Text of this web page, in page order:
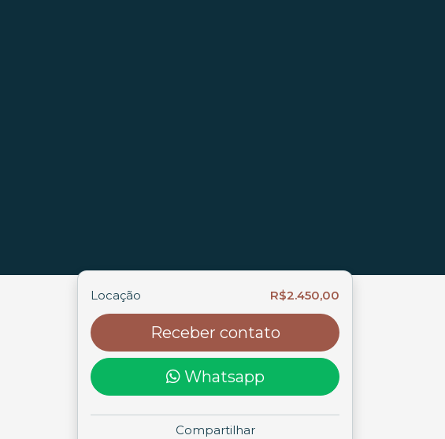
Locação R$2.450,00
Receber contato
Whatsapp
Compartilhar